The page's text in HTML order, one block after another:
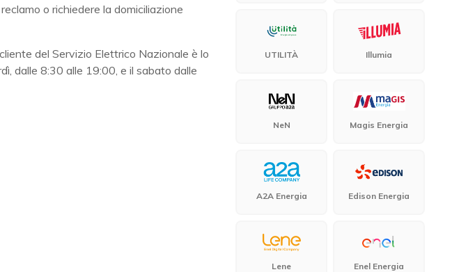
o richiedere la domiciliazione
del Servizio Elettrico Nazionale è lo
dalle 8:30 alle 19:00, e il sabato dalle
UTILITÀ Illumia
NeN Magis Energia
A2A Energia Edison Energia
Lene Enel Energia